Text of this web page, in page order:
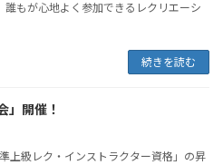
もが心地よく参加できるレクリエーシ
続きを読む
」開催！
上級レク・インストラクター資格」の昇